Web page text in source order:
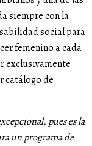
siempre con la
social para
femenino a cada
exclusivamente
catálogo de
pues es la
un programa de